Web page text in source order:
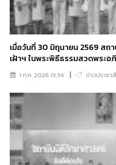
เมื่อวันที่ 30 มิถุนายน 2569 สถ
เฝ้าฯ ในพระพิธีธรรมสวดพระอ
ลูกเธอ เจ้าฟ้าพัชรกิติยาภา นเร
สาริณีสิริพัชร มหาวัชรราชธิดา
1 ก.ค. 2026 13:34 ข่าวประชา